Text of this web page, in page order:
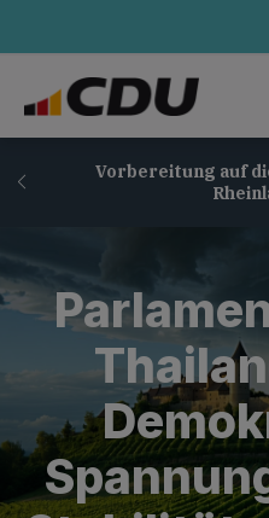
Vorbereitung auf